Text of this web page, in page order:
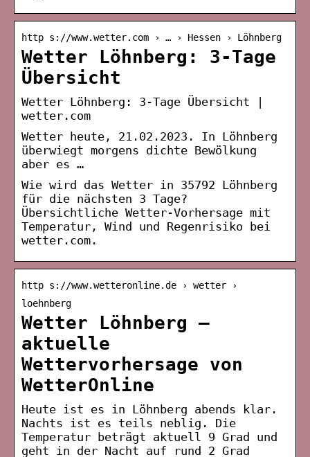
http s://www.wetter.com › … › Hessen › Löhnberg
Wetter Löhnberg: 3-Tage
Übersicht
Wetter Löhnberg: 3-Tage Übersicht |
wetter.com
Wetter heute, 21.02.2023. In Löhnberg
überwiegt morgens dichte Bewölkung
aber es …
Wie wird das Wetter in 35792 Löhnberg
für die nächsten 3 Tage?
Übersichtliche Wetter-Vorhersage mit
Temperatur, Wind und Regenrisiko bei
wetter.com.
http s://www.wetteronline.de › wetter ›
loehnberg
Wetter Löhnberg –
aktuelle
Wettervorhersage von
WetterOnline
Heute ist es in Löhnberg abends klar.
Nachts ist es teils neblig. Die
Temperatur beträgt aktuell 9 Grad und
geht in der Nacht auf rund 2 Grad